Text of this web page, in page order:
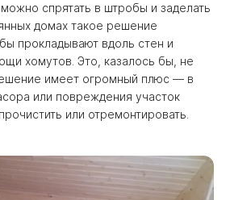
спрятать в штробы и заделать
домах такое решение
прокладывают вдоль стен и
хомутов. Это, казалось бы, не
имеет огромный плюс — в
или повреждения участок
или отремонтировать.